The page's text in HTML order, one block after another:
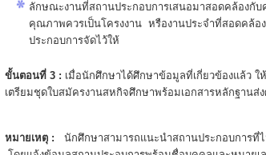
ลักษณะงานที่สถานประกอบการเสนอมาสอดคล้องกั
คุณภาพควรเป็นโครงงาน หรืองานประจำที่สอดคล้
ประกอบการจัดไว้ให้
ขั้นตอนที่ 3 : เมื่อนักศึกษาได้ศึกษาข้อมูลที่เกี่ยวข้องแล้ว ใ
เตรียมชุดใบสมัครงานสหกิจศึกษาพร้อมเอกสารหลักฐาน
หมายเหตุ : นักศึกษาสามารถแนะนำสถานประกอบการที่